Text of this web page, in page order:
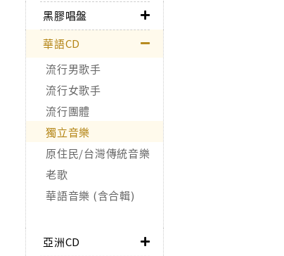
黑膠唱盤
華語CD
流行男歌手
流行女歌手
流行團體
獨立音樂
原住民/台灣傳統音樂
老歌
華語音樂 (含合輯)
亞洲CD